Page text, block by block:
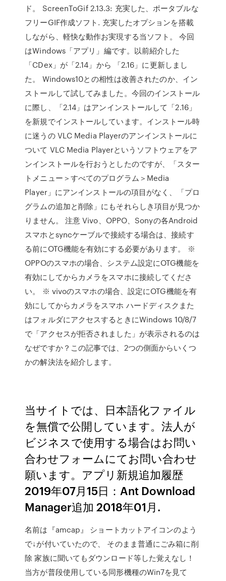
ド。 ScreenToGif 2.13.3: 充実した、ポータブルな
フリーGIF作成ソフト. 充実したオプションを搭載
しながら、軽快な動作お実現する当ソフト。 今回
はWindows「アプリ」編です。以前紹介した
「CDex」が「2.14」から 「2.16」に更新しまし
た。 Windows10との相性は改善されたのか、イン
ストールして試してみました。今回のインストール
に際し、「2.14」はアンインストールして「2.16」
を新規でインストールしています。インストール時
に迷うの VLC Media Playerのアンインストールに
ついて VLC Media Playerというソフトウェアをア
ンインストールを行おうとしたのですが、「スター
トメニュー＞すべてのプログラム＞Media
Player」にアンインストールの項目がなく、「プロ
グラムの追加と削除」にもそれらしき項目が見つか
りません。 注意 Vivo、OPPO、Sonyの各Android
スマホとsyncケーブルで接続する場合は、接続す
る前にOTG機能を有効にする必要があります。 ※
OPPOのスマホの場合、システム設定にOTG機能を
有効にしてからカメラをスマホに接続してくださ
い。 ※ vivoのスマホの場合、設定にOTG機能を有
効にしてからカメラをスマホ ハードディスクまた
はフォルダにアクセスするときにWindows 10/8/7
で「アクセスが拒否されました」が表示されるのは
なぜですか？この記事では、2つの側面からいくつ
かの解決法を紹介します。
当サイトでは、日本語化ファイル
を無償で公開しています。法人が
ビジネスで使用する場合はお問い
合わせフォームにてお問い合わせ
願います。アプリ新規追加履歴
2019年07月15日：Ant Download
Manager追加 2018年01月.
名前は『amcap』 ショートカットアイコンのよう
で↓が付いていたので、 そのまま普通にごみ箱に削
除 家族に聞いてもダウンロード等した覚えなし！
当方が普段使用している同形機種のWin7を見て